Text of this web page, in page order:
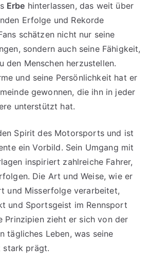
Erbe hinterlassen, das weit über
Erfolge und Rekorde
schätzen nicht nur seine
sondern auch seine Fähigkeit,
den Menschen herzustellen.
und seine Persönlichkeit hat er
gewonnen, die ihn in jeder
unterstützt hat.
Spirit des Motorsports und ist
ein Vorbild. Sein Umgang mit
inspiriert zahlreiche Fahrer,
Die Art und Weise, wie er
und Misserfolge verarbeitet,
und Sportsgeist im Rennsport
Prinzipien zieht er sich von der
tägliches Leben, was seine
stark prägt.